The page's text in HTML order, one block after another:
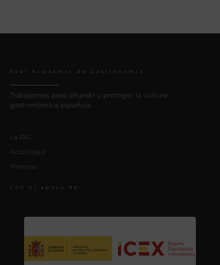
Real Academia de Gastronomía
Trabajamos para difundir y proteger la cultura
gastronómica española.
La RAG
Actualidad
Premios
Con el apoyo de: